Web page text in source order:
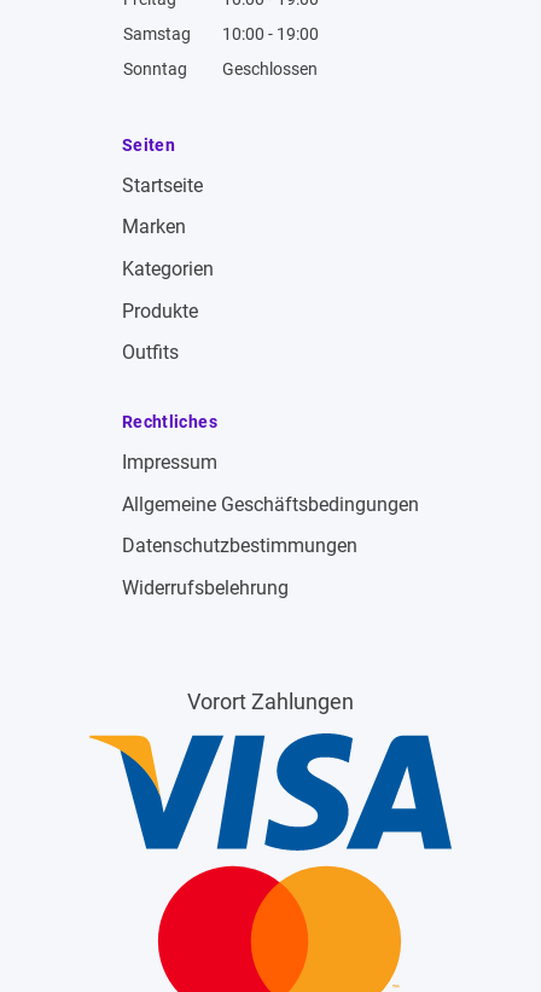
Samstag
10:00 - 19:00
Sonntag
Geschlossen
Seiten
Startseite
Marken
Kategorien
Produkte
Outfits
Rechtliches
Impressum
Allgemeine Geschäftsbedingungen
Datenschutzbestimmungen
Widerrufsbelehrung
Vorort Zahlungen